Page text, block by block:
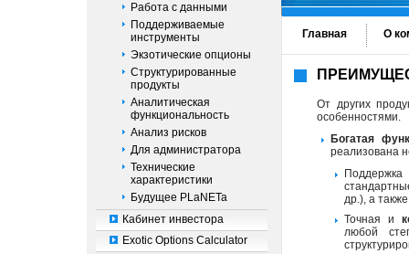
Работа с данными
Поддерживаемые
инструменты
Экзотические опционы
Структурированные
продукты
Аналитическая
функциональность
Анализ рисков
Для администратора
Технические
характеристики
Будущее PLaNETa
Кабинет инвестора
Exotic Options Calculator
Главная О
От других
особенностями.
Богатая
реализована
др.), а
Точная и
любой